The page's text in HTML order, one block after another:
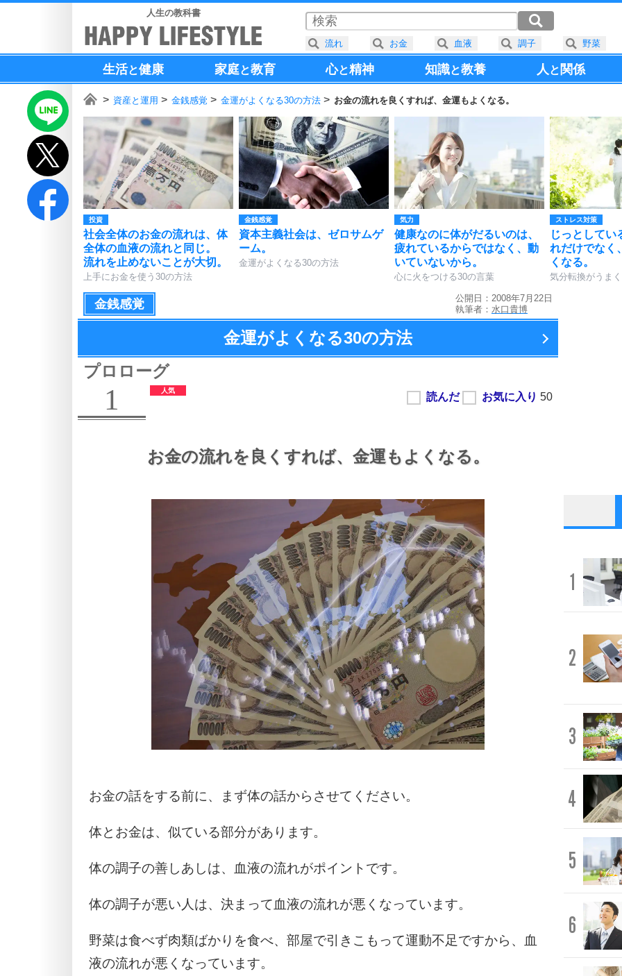
人生の教科書
生活と健康 家庭と教育 心と精神 知識と教養 人と 関係
資産と運用 金銭感覚 金運がよくなる30の方法 お金の流れを良くすれば、金運もよくなる。
投資
社会全体のお金の流れは、体
全体の血液の流れと同じ。
流れを止めないことが大切。
上手にお金を使う30の方法
金銭感覚
資本主義社会は、ゼロサムゲ
ーム。
金運がよくなる30の方法
気力
健康なのに体がだるいのは、
疲れているからではなく、動
いていないから。
心に火をつける30の言葉
ストレス対策
じっとしてい
れだけでなく
くなる。
気分転換がうま
金銭感覚
公開日：2008年7月22日
執筆者： 水口貴博
金運がよくなる30の方法
プロローグ
1
お金の流れを良くすれば、 金運もよくなる。
お金の話をする前に、まず体の話からさせてください。
体とお金は、似ている部分があります。
体の調子の善しあしは、血液の流れがポイントです。
体の調子が悪い人は、決まって血液の流れが悪くなっています。
野菜は食べず肉類ばかりを食べ、部屋で引きこもって運動不足ですから、血
液の流れが悪くなっています。
1
2
3
4
5
6
流れ お金 血液 調子 野菜